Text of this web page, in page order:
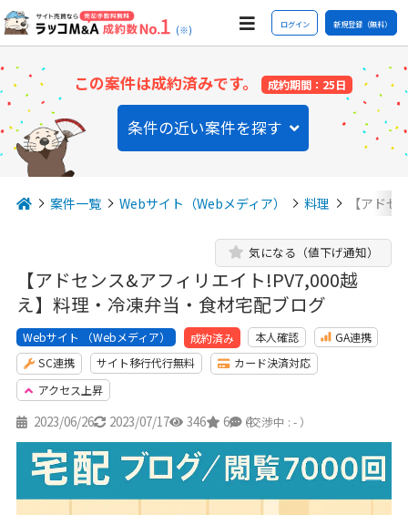
(※) ログイン 新規登録（無料）
この案件は成約済みです。 成約期間：25日
条件の近い案件を探す
案件一覧 Webサイト（Webメディア） 料理 【アド
【アドセンス&アフィリエイト!PV7,000越
え】料理・冷凍弁当・食材宅配ブログ
気になる（値下げ通知）
Webサイト （Webメディア） 成約済み 本人確認
GA連携
SC連携
サイト移行代行無料
カード決済対応
アクセス上昇
2023/06/26 2023/07/17 346 6 4
（交渉中 : - ）